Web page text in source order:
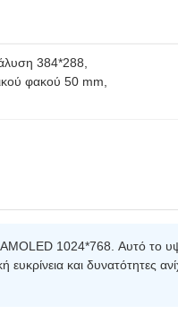
384*288
φακού 50 mm
1024*768. Αυτό το
και δυνατότητες